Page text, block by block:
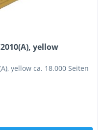
yellow
yellow ca. 18.000 Seiten